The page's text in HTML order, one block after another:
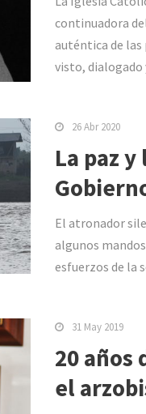
continuadora
auténtica de las
visto, dialogado
26 Abr 2020
La paz
El atronador
algunos
esfuerzos de la
31 May 2019
20 años
el